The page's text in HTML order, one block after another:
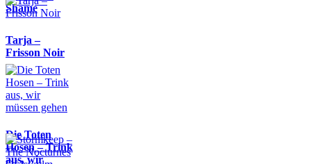
Shame
Tarja –
Frisson Noir
Die Toten
Hosen – Trink
aus, wir